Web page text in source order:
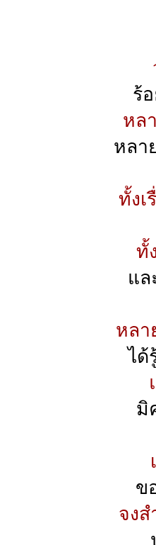
ร้
หล
หลา
ทั้งเ
ทั้
แล
หลา
ได้
มิ
ข
จงส